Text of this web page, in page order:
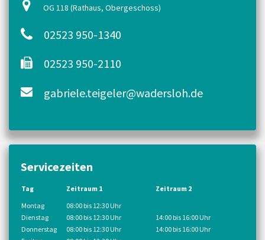
OG 118 (Rathaus, Obergeschoss)
02523 950-1340
02523 950-2110
gabriele.teigeler@wadersloh.de
Servicezeiten
Tag Zeitraum 1
Zeitraum 2
Montag
08:00 bis 12:30 Uhr
Dienstag
08:00 bis 12:30 Uhr
14:00 bis 16:00 Uhr
Donnerstag
08:00 bis 12:30 Uhr
14:00 bis 16:00 Uhr